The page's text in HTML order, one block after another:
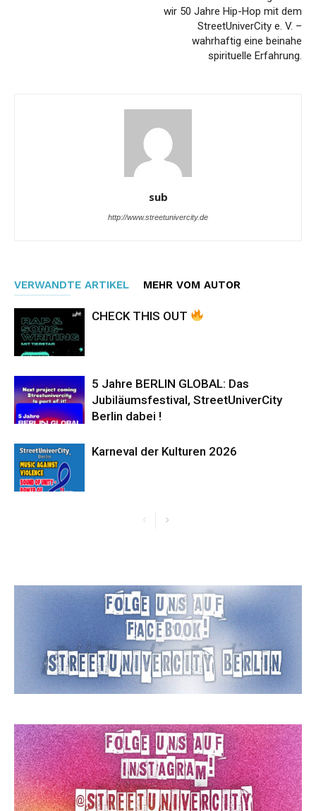
wir 50 Jahre Hip-Hop mit dem
StreetUniverCity e. V. –
wahrhaftig eine beinahe
spirituelle Erfahrung.
sub
http://www.streetunivercity.de
VERWANDTE ARTIKEL MEHR VOM AUTOR
CHECK THIS OUT
5 Jahre BERLIN GLOBAL: Das
Jubiläumsfestival, StreetUniverCity
Berlin dabei !
Karneval der Kulturen 2026